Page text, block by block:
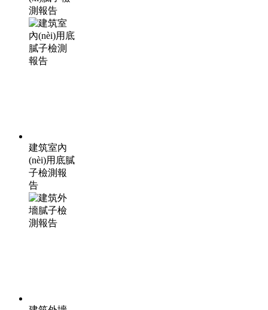
測報告
建筑室內
(nèi)用底膩
子檢測報
告